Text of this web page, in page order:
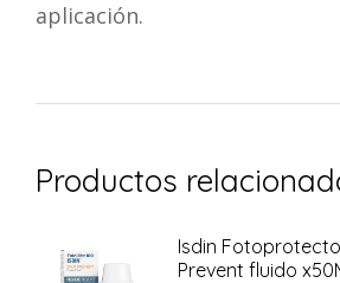
aplicación.
Productos
Isdin
Prevent fluido